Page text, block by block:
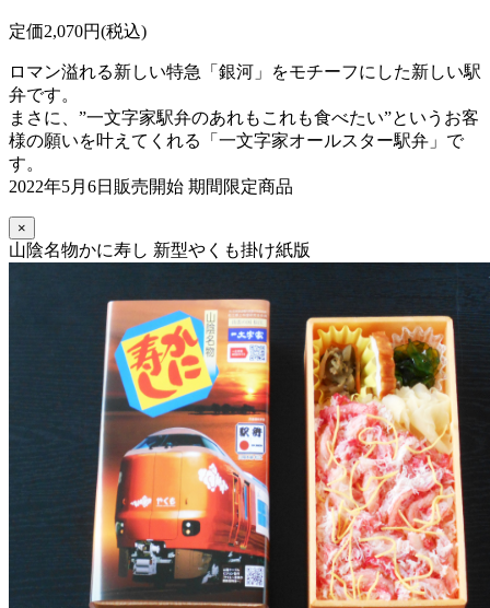
定価2,070円(税込)
ロマン溢れる新しい特急「銀河」をモチーフにした新しい駅
弁です。
まさに、”一文字家駅弁のあれもこれも食べたい”というお客
様の願いを叶えてくれる「一文字家オールスター駅弁」で
す。
2022年5月6日販売開始 期間限定商品
×
山陰名物かに寿し 新型やくも掛け紙版